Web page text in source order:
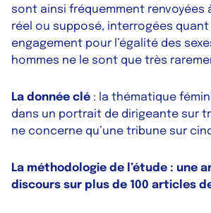
sont ainsi fréquemment renvoyées
réel ou supposé, interrogées quant
engagement pour l’égalité des
hommes ne le sont que très
La donnée clé : la thématique
dans un portrait de dirigeante sur
ne concerne qu’une tribune sur
La méthodologie de l’étude : une
discours sur plus de 100 articles